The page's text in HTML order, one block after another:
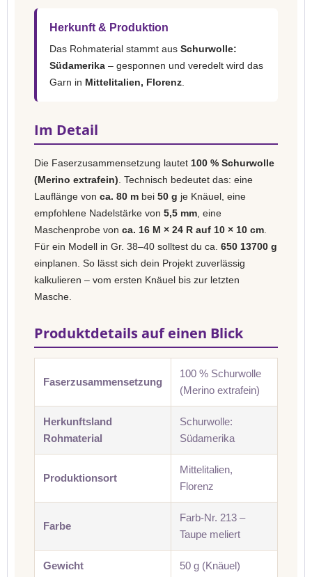
Herkunft & Produktion
Das Rohmaterial stammt aus Schurwolle:
Südamerika – gesponnen und veredelt wird das
Garn in Mittelitalien, Florenz
Im Detail
Die Faserzusammensetzung lautet 100 % Schurwolle
(Merino extrafein) . Technisch bedeutet das: eine
Lauflänge von ca. 80 m bei 50 g je Knäuel, eine
empfohlene Nadelstärke von 5,5 mm , eine
Maschenprobe von ca. 16 M × 24 R auf 10 × 10 cm
Für ein Modell in Gr. 38–40 solltest du ca. 650 13700 g
einplanen. So lässt sich dein Projekt zuverlässig
kalkulieren – vom ersten Knäuel bis zur letzten
Masche.
Produktdetails auf einen Blick
Faserzusammensetzung
100 % Schurwolle
(Merino extrafein)
Herkunftsland
Rohmaterial
Schurwolle:
Südamerika
Produktionsort
Mittelitalien,
Florenz
Farbe
Farb-Nr. 213 –
Taupe meliert
Gewicht 50 g (Knäuel)